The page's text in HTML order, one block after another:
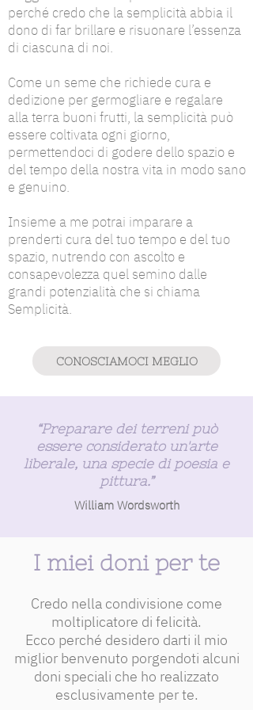
perché credo che la semplicità abbia il
dono di far brillare e risuonare l’essenza
di ciascuna di noi.
Come un seme che richiede cura e
dedizione per germogliare e regalare
alla terra buoni frutti, la semplicità può
essere coltivata ogni giorno,
permettendoci di godere dello spazio e
del tempo della nostra vita in modo sano
e genuino.
Insieme a me potrai imparare a
prenderti cura del tuo tempo e del tuo
spazio, nutrendo con ascolto e
consapevolezza quel semino dalle
grandi potenzialità che si chiama
Semplicità.
CONOSCIAMOCI MEGLIO
“Preparare dei terreni può
essere considerato un'arte
liberale, una specie di poesia e
pittura.”
William Wordsworth
I miei doni per te
Credo nella condivisione come
moltiplicatore di felicità.
Ecco perché desidero darti il mio
miglior benvenuto porgendoti alcuni
doni speciali che ho realizzato
esclusivamente per te.